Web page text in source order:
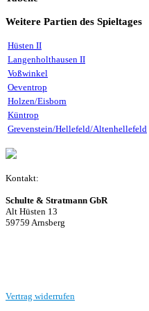
Weitere Partien des Spieltages
Hüsten II
Langenholthausen II
Voßwinkel
Oeventrop
Holzen/Eisborn
Küntrop
Grevenstein/Hellefeld/Altenhellefeld
Kontakt:
Schulte & Stratmann GbR
Alt Hüsten 13
59759 Arnsberg
Vertrag widerrufen